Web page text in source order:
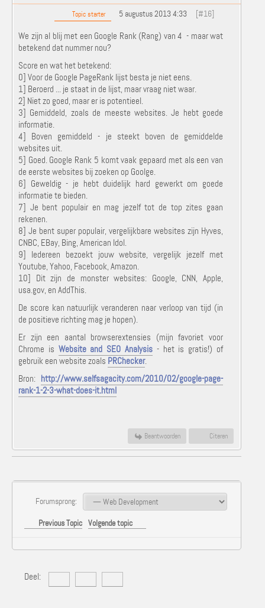
Topic starter 5 augustus 2013 4:33 [#16]
We zijn al blij met een Google Rank (Rang) van 4 - maar wat
betekend dat nummer nou?
Score en wat het betekend:
0] Voor de Google PageRank lijst besta je niet eens.
1] Beroerd ... je staat in de lijst, maar vraag niet waar.
2] Niet zo goed, maar er is potentieel.
3] Gemiddeld, zoals de meeste websites. Je hebt goede
informatie.
4] Boven gemiddeld - je steekt boven de gemiddelde
websites uit.
5] Goed. Google Rank 5 komt vaak gepaard met als een van
de eerste websites bij zoeken op Goolge.
6] Geweldig - je hebt duidelijk hard gewerkt om goede
informatie te bieden.
7] Je bent populair en mag jezelf tot de top zites gaan
rekenen.
8] Je bent super populair, vergelijkbare websites zijn Hyves,
CNBC, EBay, Bing, American Idol.
9] Iedereen bezoekt jouw website, vergelijk jezelf met
Youtube, Yahoo, Facebook, Amazon.
10] Dit zijn de monster websites: Google, CNN, Apple,
usa.gov, en AddThis.
De score kan natuurlijk veranderen naar verloop van tijd (in
de positieve richting mag je hopen).
Er zijn een aantal browserextensies (mijn favoriet voor
Chrome is Website and SEO Analysis - het is gratis!) of
gebruik een website zoals PRChecker.
Bron: http://www.selfsagacity.com/2010/02/google-page-
rank-1-2-3-what-does-it.html
Beantwoorden Citeren
Forumsprong:
Previous Topic Volgende topic
Deel: